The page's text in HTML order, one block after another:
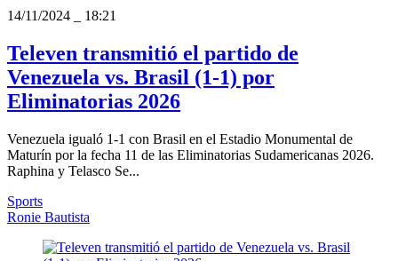
14/11/2024
18:21
Televen transmitió el partido de
Venezuela vs. Brasil (1-1) por
Eliminatorias 2026
Venezuela igualó 1-1 con Brasil en el Estadio Monumental de
Maturín por la fecha 11 de las Eliminatorias Sudamericanas 2026.
Raphina y Telasco Se...
Sports
Ronie Bautista